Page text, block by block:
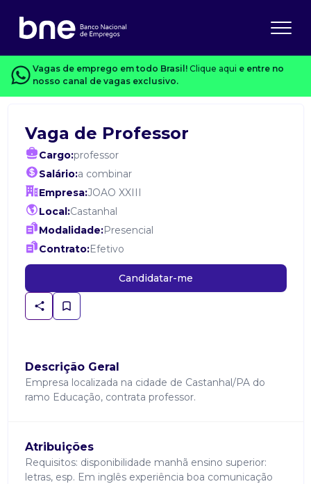
Vagas de emprego em todo Brasil! Clique aqui e entre no
nosso canal de vagas exclusivo.
Vaga de Professor
Cargo:professor
Salário:a combinar
Empresa:JOAO XXIII
Local:Castanhal
Modalidade:Presencial
Contrato:Efetivo
Candidatar-me
Descrição Geral
Empresa localizada na cidade de Castanhal/PA do
ramo Educação, contrata professor.
Atribuições
Requisitos: disponibilidade manhã ensino superior:
letras, esp. Em inglês experiência boa comunicação